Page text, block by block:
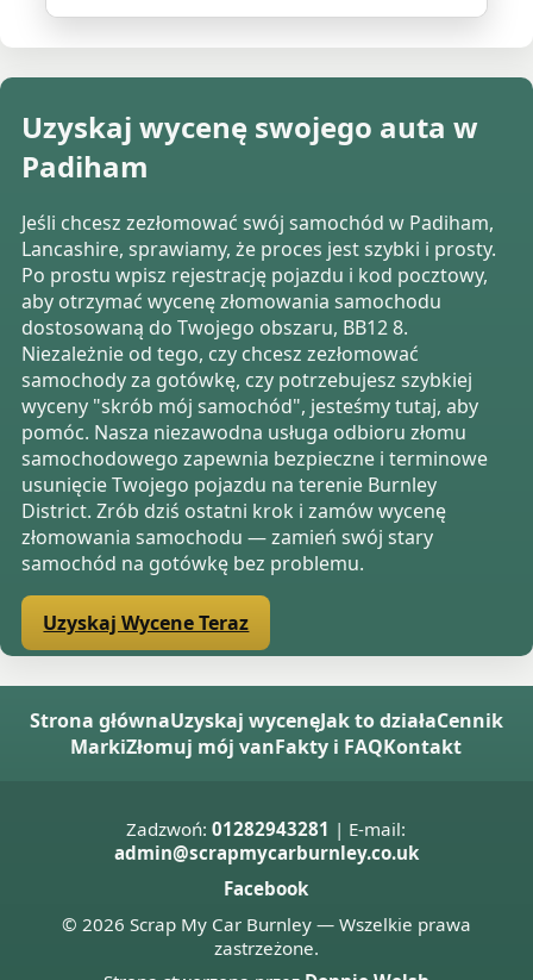
Uzyskaj wycenę swojego auta w
Padiham
Jeśli chcesz zezłomować swój samochód w Padiham,
Lancashire, sprawiamy, że proces jest szybki i prosty.
Po prostu wpisz rejestrację pojazdu i kod pocztowy,
aby otrzymać wycenę złomowania samochodu
dostosowaną do Twojego obszaru, BB12 8.
Niezależnie od tego, czy chcesz zezłomować
samochody za gotówkę, czy potrzebujesz szybkiej
wyceny "skrób mój samochód", jesteśmy tutaj, aby
pomóc. Nasza niezawodna usługa odbioru złomu
samochodowego zapewnia bezpieczne i terminowe
usunięcie Twojego pojazdu na terenie Burnley
District. Zrób dziś ostatni krok i zamów wycenę
złomowania samochodu — zamień swój stary
samochód na gotówkę bez problemu.
Uzyskaj Wycene Teraz
Strona głównaUzyskaj wycenęJak to działaCennik
MarkiZłomuj mój vanFakty i FAQKontakt
Zadzwoń:01282943281 | E-mail:
admin@scrapmycarburnley.co.uk
Facebook
© 2026 Scrap My Car Burnley — Wszelkie prawa
zastrzeżone.